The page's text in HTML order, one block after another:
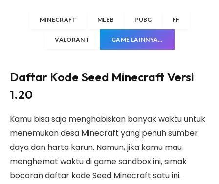
MINECRAFT MLBB PUBG FF
VALORANT GAME LAINNYA…
Daftar Kode Seed Minecraft Versi
1.20
Kamu bisa saja menghabiskan banyak waktu untuk
menemukan desa Minecraft yang penuh sumber
daya dan harta karun. Namun, jika kamu mau
menghemat waktu di game sandbox ini, simak
bocoran daftar kode Seed Minecraft satu ini.